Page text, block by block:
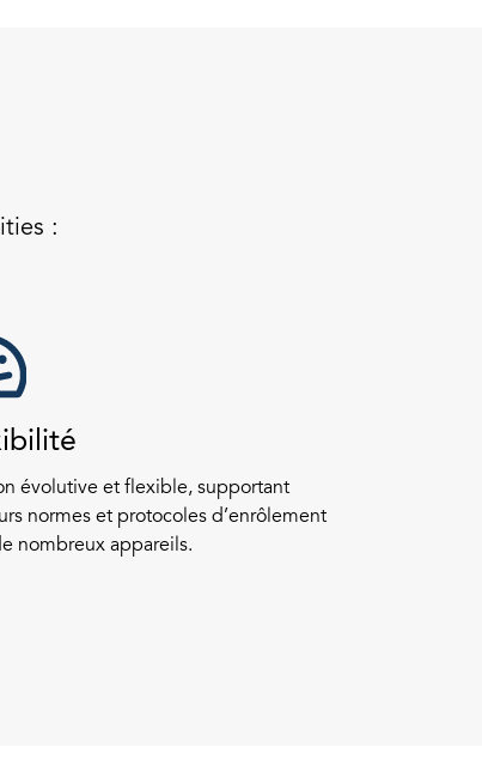
:
évolutive et flexible, supportant
normes et protocoles d’enrôlement
nombreux appareils.